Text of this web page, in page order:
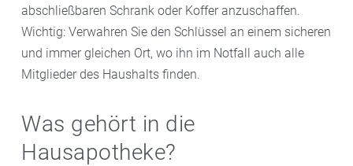
abschließbaren Schrank oder Koffer anzuschaffen.
Wichtig: Verwahren Sie den Schlüssel an einem sicheren
und immer gleichen Ort, wo ihn im Notfall auch alle
Mitglieder des Haushalts finden.
Was gehört in die
Hausapotheke?